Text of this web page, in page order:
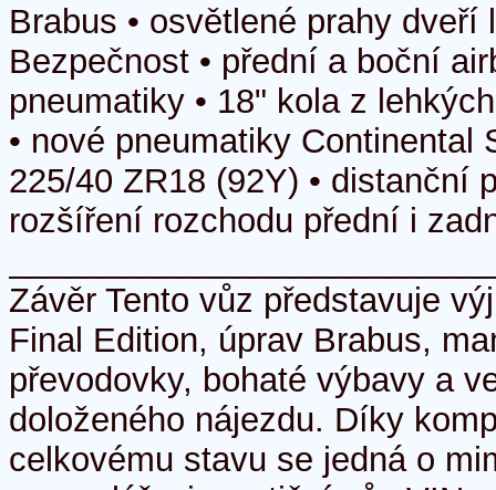
Brabus • osvětlené prahy dveří
Bezpečnost • přední a boční
pneumatiky • 18" kola z
• nové pneumatiky Continental
225/40 ZR18 (92Y) • distanční
rozšíření rozchodu přední i
Závěr Tento vůz představuje
Final Edition, úprav Brabus,
převodovky, bohaté výbavy a
doloženého nájezdu. Díky
celkovému stavu se jedná o